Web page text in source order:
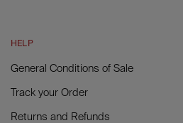
HELP
General Conditions of Sale
Track your Order
Returns and Refunds